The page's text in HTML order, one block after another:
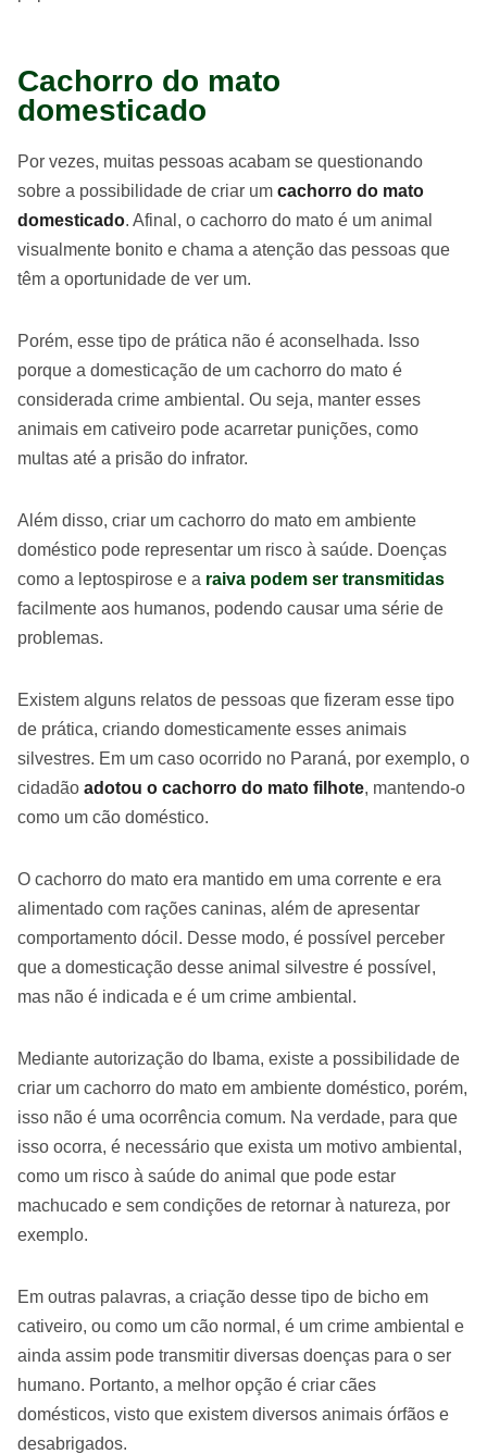
Cachorro do mato
domesticado
Por vezes, muitas pessoas acabam se questionando
sobre a possibilidade de criar um cachorro do mato
domesticado. Afinal, o cachorro do mato é um animal
visualmente bonito e chama a atenção das pessoas que
têm a oportunidade de ver um.
Porém, esse tipo de prática não é aconselhada. Isso
porque a domesticação de um cachorro do mato é
considerada crime ambiental. Ou seja, manter esses
animais em cativeiro pode acarretar punições, como
multas até a prisão do infrator.
Além disso, criar um cachorro do mato em ambiente
doméstico pode representar um risco à saúde. Doenças
como a leptospirose e a raiva podem ser transmitidas
facilmente aos humanos, podendo causar uma série de
problemas.
Existem alguns relatos de pessoas que fizeram esse tipo
de prática, criando domesticamente esses animais
silvestres. Em um caso ocorrido no Paraná, por exemplo, o
cidadão adotou o cachorro do mato filhote, mantendo-o
como um cão doméstico.
O cachorro do mato era mantido em uma corrente e era
alimentado com rações caninas, além de apresentar
comportamento dócil. Desse modo, é possível perceber
que a domesticação desse animal silvestre é possível,
mas não é indicada e é um crime ambiental.
Mediante autorização do Ibama, existe a possibilidade de
criar um cachorro do mato em ambiente doméstico, porém,
isso não é uma ocorrência comum. Na verdade, para que
isso ocorra, é necessário que exista um motivo ambiental,
como um risco à saúde do animal que pode estar
machucado e sem condições de retornar à natureza, por
exemplo.
Em outras palavras, a criação desse tipo de bicho em
cativeiro, ou como um cão normal, é um crime ambiental e
ainda assim pode transmitir diversas doenças para o ser
humano. Portanto, a melhor opção é criar cães
domésticos, visto que existem diversos animais órfãos e
desabrigados.